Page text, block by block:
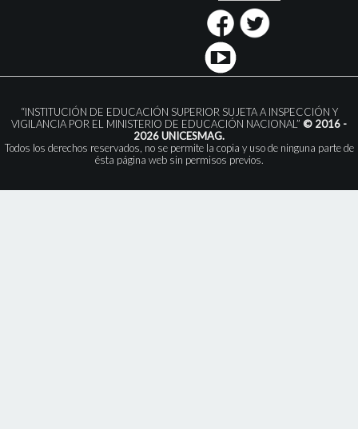
“INSTITUCIÓN DE EDUCACIÓN SUPERIOR SUJETA A INSPECCIÓN Y
VIGILANCIA POR EL MINISTERIO DE EDUCACIÓN NACIONAL” © 2016 -
2026 UNICESMAG.
Todos los derechos reservados, no se permite la copia y uso de ninguna parte de
ésta página web sin permisos previos.